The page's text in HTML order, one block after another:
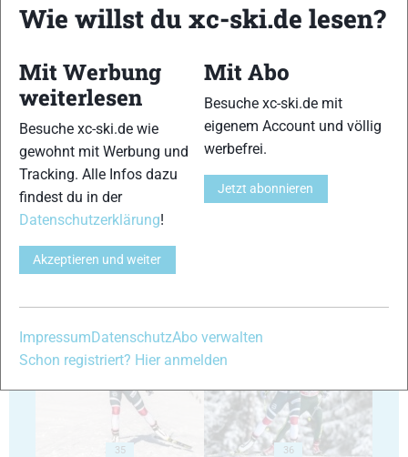
32
35 36
Wie willst du xc-ski.de lesen?
Mit Werbung
weiterlesen
Besuche xc-ski.de wie
gewohnt mit Werbung und
Tracking. Alle Infos dazu
findest du in der
Datenschutzerklärung!
Akzeptieren und weiter
Mit Abo
Besuche xc-ski.de mit
eigenem Account und völlig
werbefrei.
Jetzt abonnieren
ImpressumDatenschutzAbo verwalten
Schon registriert? Hier anmelden